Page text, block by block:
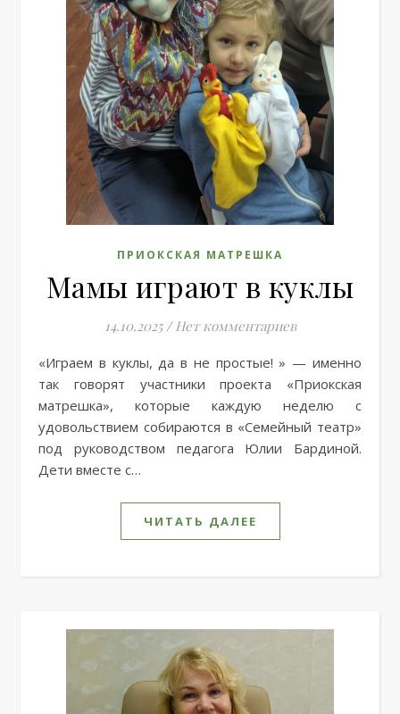
ПРИОКСКАЯ МАТРЕШКА
Мамы играют в куклы
14.10.2025 / Нет комментариев
«Играем в куклы, да в не простые! » — именно
так говорят участники проекта «Приокская
матрешка», которые каждую неделю с
удовольствием собираются в «Семейный театр»
под руководством педагога Юлии Бардиной.
Дети вместе с…
ЧИТАТЬ ДАЛЕЕ